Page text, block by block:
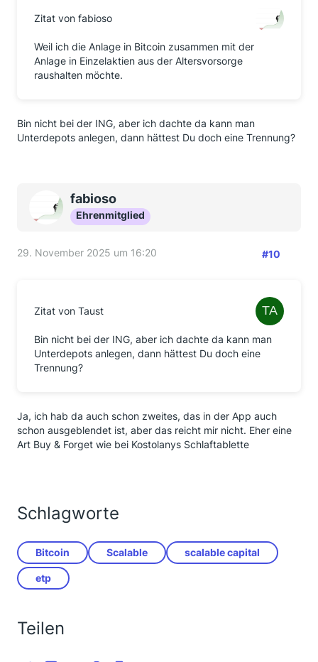
Zitat von fabioso
Weil ich die Anlage in Bitcoin zusammen mit der
Anlage in Einzelaktien aus der Altersvorsorge
raushalten möchte.
Bin nicht bei der ING, aber ich dachte da kann man
Unterdepots anlegen, dann hättest Du doch eine Trennung?
fabioso
Ehrenmitglied
29. November 2025 um 16:20 #10
Zitat von Taust
Bin nicht bei der ING, aber ich dachte da kann man
Unterdepots anlegen, dann hättest Du doch eine
Trennung?
Ja, ich hab da auch schon zweites, das in der App auch
schon ausgeblendet ist, aber das reicht mir nicht. Eher eine
Art Buy & Forget wie bei Kostolanys Schlaftablette
Schlagworte
Bitcoin Scalable scalable capital
etp
Teilen